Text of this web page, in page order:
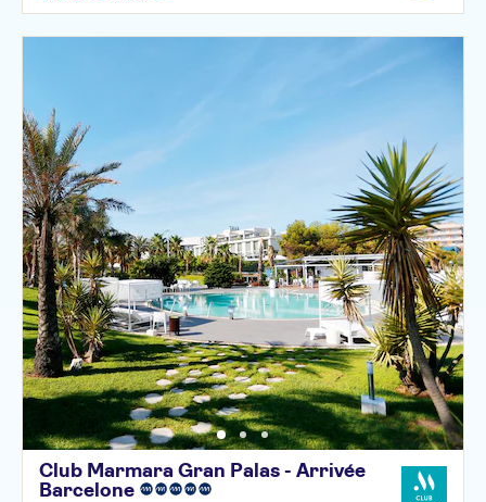
Club Marmara Gran Palas - Arrivée
Barcelone